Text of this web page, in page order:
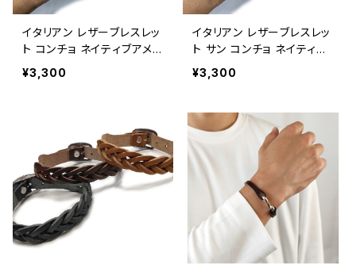
イタリアン レザーブレスレッ
ト コンチョ ネイティブアメリ
カン アクセサリー / ITALY
LEATHER【G154】
¥3,300
イタリアン レザーブレスレッ
ト サン コンチョ ネイティブ
アメリカン アクセサリー / I
TALY LEATHER BRACELE
¥3,300